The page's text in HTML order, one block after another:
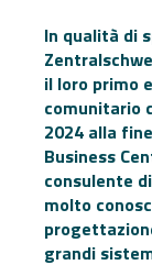
In qualità di
il loro primo
comunitario
2024 alla
Business
consulente
molto
grandi